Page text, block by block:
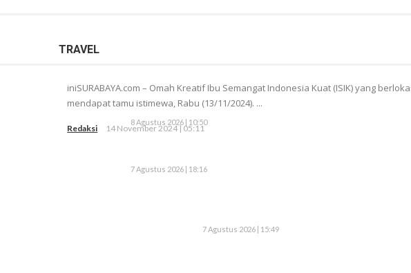
iniSURABAYA.com – Omah Kreatif Ibu Semangat Indonesia Kuat (ISIK) yang
mendapat tamu istimewa, Rabu (13/11/2024). ...
Redaksi 14 November 2024 | 05:11
TRAVEL
8 Agustus 2026 | 10:50
7 Agustus 2026 | 18:16
7 Agustus 2026 | 15:49